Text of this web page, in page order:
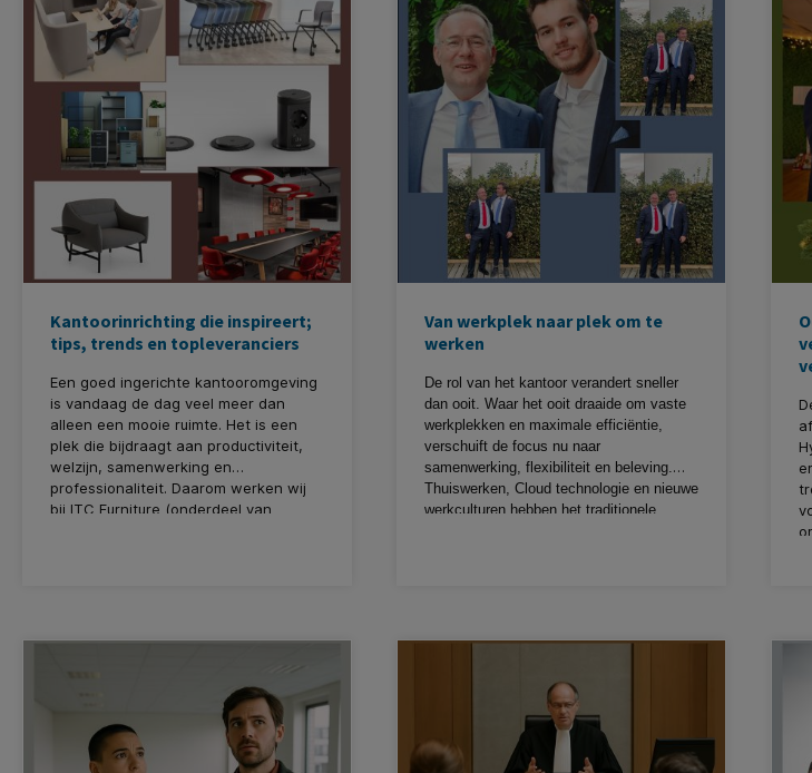
Kantoorinrichting die inspireert;
tips, trends en topleveranciers
Een goed ingerichte kantooromgeving
is vandaag de dag veel meer dan
alleen een mooie ruimte. Het is een
plek die bijdraagt aan productiviteit,
welzijn, samenwerking en
professionaliteit. Daarom werken wij
bij ITC Furniture (onderdeel van
selectie van 6 van deze favoriete
partners.
Van werkplek naar plek om te
werken
De rol van het kantoor verandert sneller
dan ooit. Waar het ooit draaide om vaste
werkplekken en maximale efficiëntie,
verschuift de focus nu naar
samenwerking, flexibiliteit en beleving.
Thuiswerken, Cloud technologie en nieuwe
werkculturen hebben het traditionele
eindelijk eens tijd had om ook eens wat te
van kantoorinrichting: van werkplek naar
plek om te werken. Een persoonlijk,
praktijkgericht verhaal over cultuur,
technologie, circulair denken en het
kantoor als strategisch middel voor